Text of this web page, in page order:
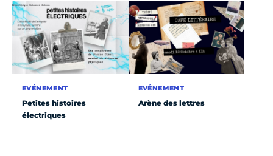
EVÉNEMENT
Petites histoires
électriques
EVÉNEMENT
Arène des lettres